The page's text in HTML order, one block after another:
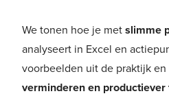
We tonen hoe je metslimme
analyseert in Excel en
voorbeelden uit de praktijk
verminderen en